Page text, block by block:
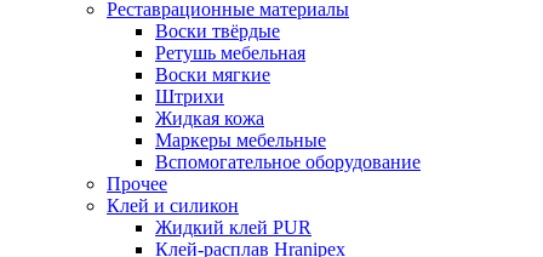
Реставрационные материалы
Воски твёрдые
Ретушь мебельная
Воски мягкие
Штрихи
Жидкая кожа
Маркеры мебельные
Вспомогательное оборудование
Прочее
Клей и силикон
Жидкий клей PUR
Клей-расплав Hranipex